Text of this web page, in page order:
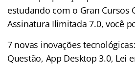
estudando com o Gran Cursos
Assinatura Ilimitada 7.0, você
7 novas inovações
Questão, App Desktop 3.0, Lei